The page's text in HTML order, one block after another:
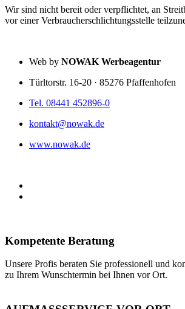
Wir sind nicht bereit oder verpflichtet, an
vor einer Verbraucherschlichtungsstelle
Web by NOWAK Werbeagentur
Türltorstr. 16-20 · 85276 Pfaffenhofen
Tel. 08441 452896-0
kontakt@nowak.de
www.nowak.de
Kompetente Beratung
Unsere Profis beraten Sie professionell und
zu Ihrem Wunschtermin bei Ihnen vor Ort.